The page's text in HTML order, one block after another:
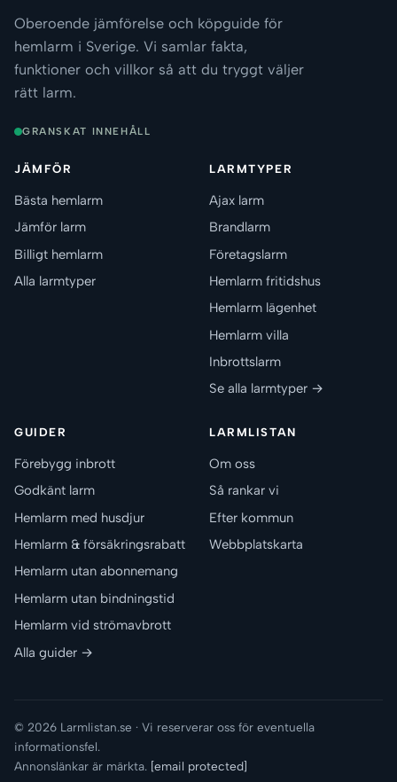
Oberoende jämförelse och köpguide för
hemlarm i Sverige. Vi samlar fakta,
funktioner och villkor så att du tryggt väljer
rätt larm.
GRANSKAT INNEHÅLL
JÄMFÖR
Bästa hemlarm
Jämför larm
Billigt hemlarm
Alla larmtyper
LARMTYPER
Ajax larm
Brandlarm
Företagslarm
Hemlarm fritidshus
Hemlarm lägenhet
Hemlarm villa
Inbrottslarm
Se alla larmtyper →
GUIDER
Förebygg inbrott
Godkänt larm
Hemlarm med husdjur
Hemlarm & försäkringsrabatt
Hemlarm utan abonnemang
Hemlarm utan bindningstid
Hemlarm vid strömavbrott
Alla guider →
LARMLISTAN
Om oss
Så rankar vi
Efter kommun
Webbplatskarta
© 2026 Larmlistan.se · Vi reserverar oss för eventuella
informationsfel.
Annonslänkar är märkta. [email protected]